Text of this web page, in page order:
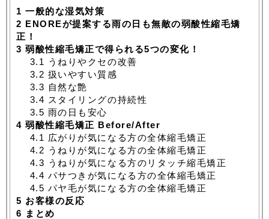
1 一般的な湿気対策
2 ENOREが提案する雨の日も無敵の弱酸性縮毛矯
正！
3 弱酸性縮毛矯正で得られる5つの変化！
3.1 うねりやクセの改善
3.2 扱いやすい質感
3.3 自然な艶
3.4 スタイリングの持続性
3.5 雨の日も安心
4 弱酸性縮毛矯正 Before/After
4.1 広がりが気になる方の全体縮毛矯正
4.2 うねりが気になる方の全体縮毛矯正
4.3 うねりが気になる方のリタッチ縮毛矯正
4.4 パサつきが気になる方の全体縮毛矯正
4.5 パヤ毛が気になる方の全体縮毛矯正
5 お客様の反応
6 まとめ